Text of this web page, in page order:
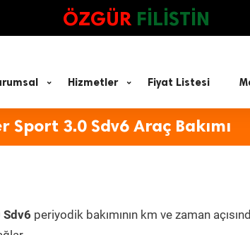
ÖZGÜR FİLİSTİN
Hizmetler Fiyat Listesi
Sport 3.0 Sdv6 Araç Bakımı
Sdv6 periyodik bakımının km ve zaman